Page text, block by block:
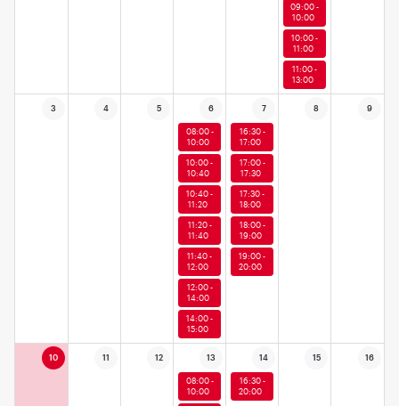
09:00 -
10:00
10:00 -
11:00
11:00 -
13:00
3 4 5 6 7 8 9
08:00 -
10:00
16:30 -
17:00
10:00 -
10:40
17:00 -
17:30
10:40 -
11:20
17:30 -
18:00
11:20 -
11:40
18:00 -
19:00
11:40 -
12:00
19:00 -
20:00
12:00 -
14:00
14:00 -
15:00
10 11 12 13 14 15 16
08:00 -
10:00
16:30 -
20:00